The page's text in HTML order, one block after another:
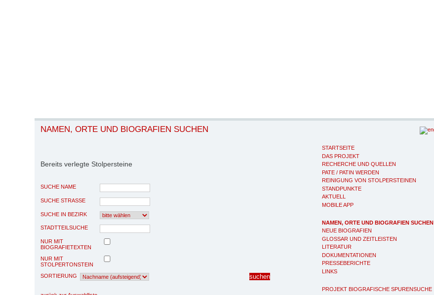
STARTSEITE
DAS PROJEKT
RECHERCHE UND QUELLEN
PATE / PATIN WERDEN
REINIGUNG VON STOLPERSTEINEN
STANDPUNKTE
AKTUELL
MOBILE APP
NAMEN, ORTE UND BIOGRAFIEN SUCHEN
NEUE BIOGRAFIEN
GLOSSAR UND ZEITLEISTEN
LITERATUR
DOKUMENTATIONEN
PRESSEBERICHTE
LINKS
PROJEKT BIOGRAFISCHE SPURENSUCHE
NAMEN, ORTE UND BIOGRAFIEN SUCHEN
Bereits verlegte Stolpersteine
SUCHE NAME
SUCHE STRASSE
SUCHE IN BEZIRK
STADTTEILSUCHE
NUR MIT
BIOGRAFIETEXTEN
NUR MIT
STOLPERTONSTEIN
SORTIERUNG